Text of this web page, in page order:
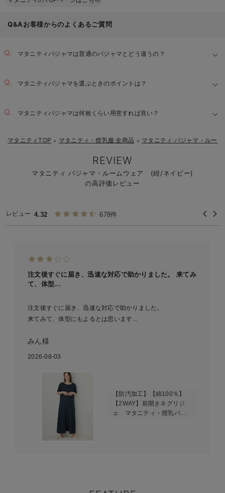
Q&Aお客様からのよくあるご質問
マタニティパジャマは普通のパジャマとどう違うの？
ゆったりとしたサイズと丈：
マタニティパジャマを選ぶときのポイントは？
マタニティパジャマは何枚くらい用意すれば良い？
マタニティTOP ＞ マタニティ・授乳服 全商品 ＞ マタニティ パジャマ・ルーム
REVIEW
マタニティ パジャマ・ルームウェア (紺/ネイビー)
の高評価レビュー
レビュー 4.32 678件
注文後すぐに届き、迅速な対応で助かりました。 来てみ
て、体型...
注文後すぐに届き、迅速な対応で助かりました。
来てみて、体型にもよるとは思います...
みん様
2026-08-03
【防汚加工】【綿100％】
【2WAY】前開きネグリジ
ェ マタニティ・授乳パジ